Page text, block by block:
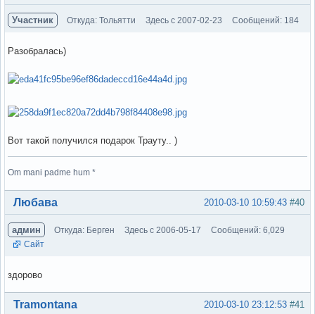
Участник Откуда: Тольятти Здесь с 2007-02-23 Сообщений: 184
Разобралась)
Вот такой получился подарок Трауту.. )
Om mani padme hum *
Вне форума #40
2010-03-10 10:59:43
Любава
админ Откуда: Берген Здесь с 2006-05-17
Сообщений: 6,029
Сайт
здорово
Вне форума #41
2010-03-10 23:12:53
Tramontana